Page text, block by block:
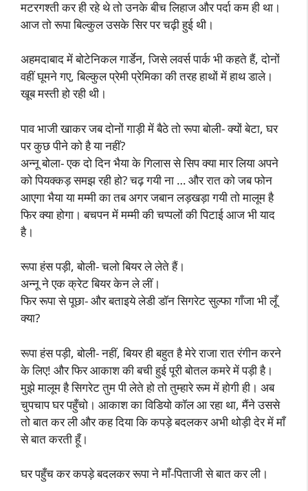
मटरगश्ती कर ही रहे थे तो उनके बीच लिहाज और पर्दा कम ही था।
आज तो रूपा बिल्कुल उसके सिर पर चढ़ी हुई थी।
अहमदाबाद में बोटेनिकल गार्डेन, जिसे लवर्स पार्क भी कहते हैं, दोनों
वहीं घूमने गए, बिल्कुल प्रेमी प्रेमिका की तरह हाथों में हाथ डाले।
खूब मस्ती हो रही थी।
पाव भाजी खाकर जब दोनों गाड़ी में बैठे तो रूपा बोली- क्यों बेटा, घर
पर कुछ पीने को है या नहीं?
अन्नू बोला- एक दो दिन भैया के गिलास से सिप क्या मार लिया अपने
को पियक्कड़ समझ रही हो? चढ़ गयी ना … और रात को जब फोन
आएगा भैया या मम्मी का तब अगर जबान लड़खड़ा गयी तो मालूम है
फिर क्या होगा। बचपन में मम्मी की चप्पलों की पिटाई आज भी याद
है।
रूपा हंस पड़ी, बोली- चलो बियर ले लेते हैं।
अन्नू ने एक क्रेट बियर केन ले लीं।
फिर रूपा से पूछा- और बताइये लेडी डॉन सिगरेट सुल्फा गाँजा भी लूँ
क्या?
रूपा हंस पड़ी, बोली- नहीं, बियर ही बहुत है मेरे राजा रात रंगीन करने
के लिए! और फिर आकाश की बची हुई पूरी बोतल कमरे में पड़ी है।
मुझे मालूम है सिगरेट तुम पी लेते हो तो तुम्हारे रूम में होगी ही। अब
चुपचाप घर पहुँचो। आकाश का विडियो कॉल आ रहा था, मैंने उससे
तो बात कर ली और कह दिया कि कपड़े बदलकर अभी थोड़ी देर में माँ
से बात करती हूँ।
घर पहुँच कर कपड़े बदलकर रूपा ने माँ-पिताजी से बात कर ली।